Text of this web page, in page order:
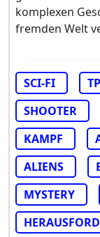
komplexen
fremden Welt
SCI-FI
SHOOTER
KAMPF
ALIENS
MYSTERY